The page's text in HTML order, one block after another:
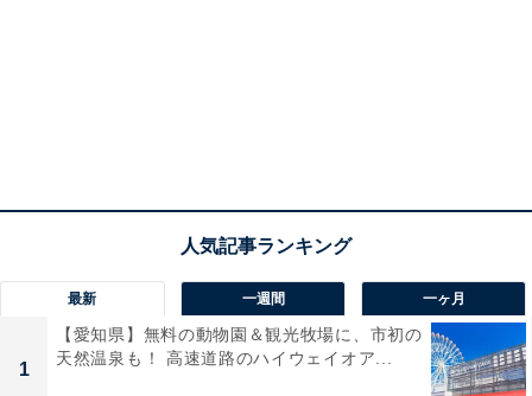
最新 一週間 一ヶ月
1
【愛知県】無料の動物園＆観光牧場に、市初の
天然温泉も！ 高速道路のハイウェイオア...